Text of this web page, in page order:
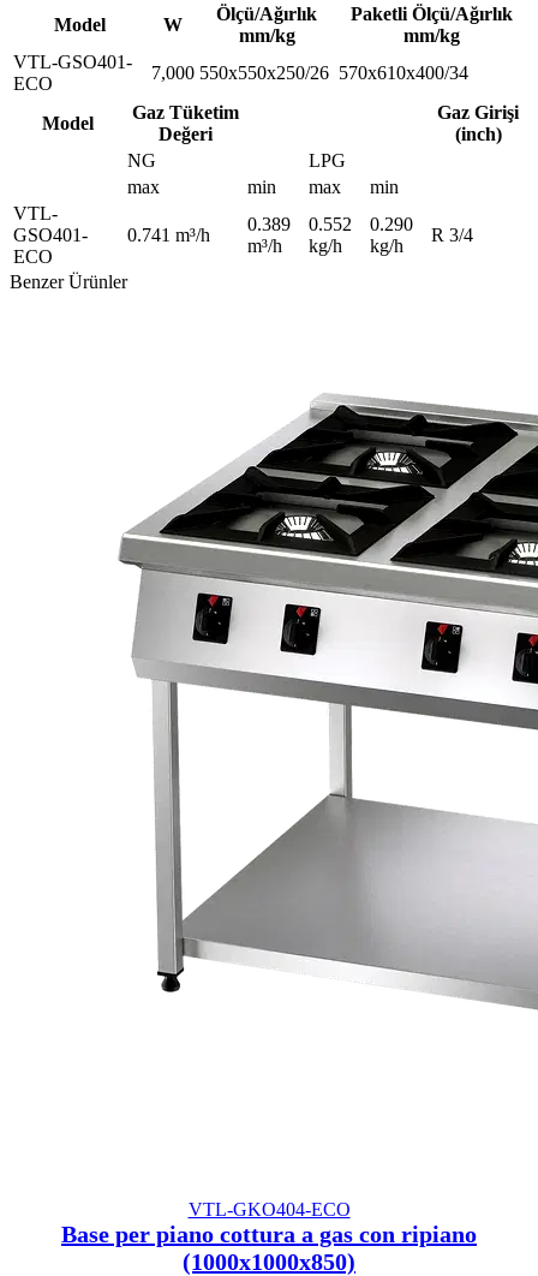
Model
W
Ölçü/Ağırlık
mm/kg
Paketli Ölçü/Ağırlık
mm/kg
VTL-GSO401-
ECO
7,000 550x550x250/26 570x610x400/34
Model
Gaz Tüketim
Değeri
Gaz Girişi
(inch)
NG
LPG
max
min max
min
VTL-
GSO401-
ECO
0.741 m³/h
0.389
m³/h
0.552
kg/h
0.290
kg/h
R 3/4
Benzer Ürünler
VTL-GKO404-ECO
Base per piano cottura a gas con ripiano
(1000x1000x850)